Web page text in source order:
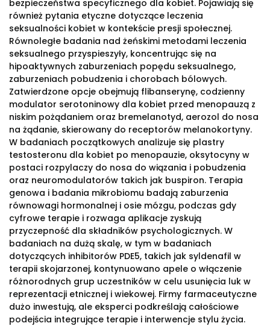
bezpieczeństwa specyficznego dla kobiet. Pojawiają się
również pytania etyczne dotyczące leczenia
seksualności kobiet w kontekście presji społecznej.
Równoległe badania nad żeńskimi metodami leczenia
seksualnego przyspieszyły, koncentrując się na
hipoaktywnych zaburzeniach popędu seksualnego,
zaburzeniach pobudzenia i chorobach bólowych.
Zatwierdzone opcje obejmują flibanserynę, codzienny
modulator serotoninowy dla kobiet przed menopauzą z
niskim pożądaniem oraz bremelanotyd, aerozol do nosa
na żądanie, skierowany do receptorów melanokortyny.
W badaniach początkowych analizuje się plastry
testosteronu dla kobiet po menopauzie, oksytocyny w
postaci rozpylaczy do nosa do wiązania i pobudzenia
oraz neuromodulatorów takich jak buspiron. Terapia
genowa i badania mikrobiomu badają zaburzenia
równowagi hormonalnej i osie mózgu, podczas gdy
cyfrowe terapie i rozwaga aplikacje zyskują
przyczepność dla składników psychologicznych. W
badaniach na dużą skalę, w tym w badaniach
dotyczących inhibitorów PDE5, takich jak syldenafil w
terapii skojarzonej, kontynuowano apele o włączenie
różnorodnych grup uczestników w celu usunięcia luk w
reprezentacji etnicznej i wiekowej. Firmy farmaceutyczne
dużo inwestują, ale eksperci podkreślają całościowe
podejścia integrujące terapie i interwencje stylu życia.